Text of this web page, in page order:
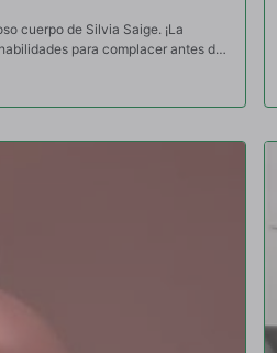
cuerpo de Silvia Saige. ¡La
para complacer antes de